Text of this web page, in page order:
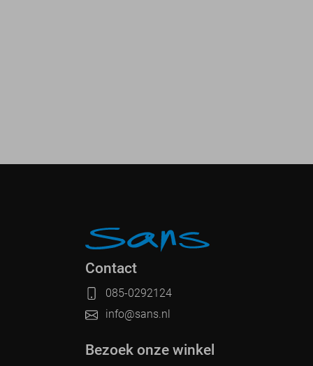
Contact
085-0292124
info@sans.nl
Bezoek onze winkel